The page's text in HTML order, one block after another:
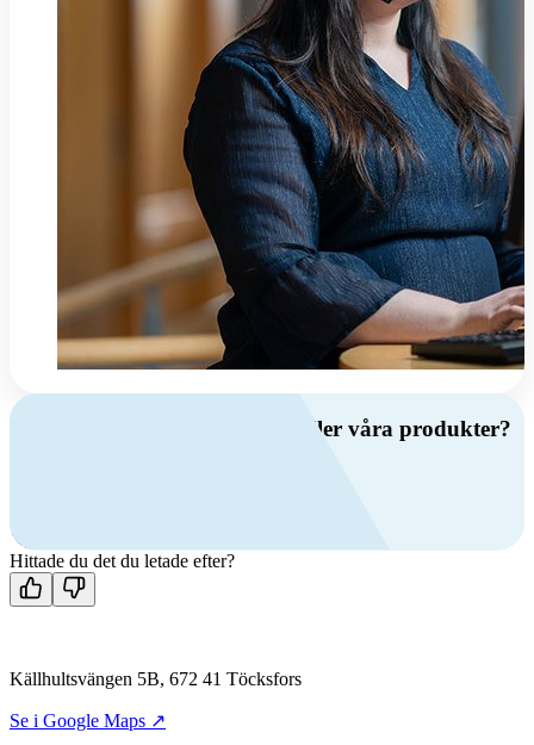
Har du frågor om ventilation eller våra produkter?
Kontakta oss
Hittade du det du letade efter?
Källhultsvängen 5B, 672 41 Töcksfors
Se i Google Maps ↗